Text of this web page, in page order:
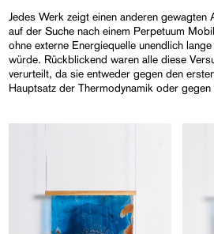
Jedes Werk zeigt einen anderen
auf der Suche nach einem Perpetuum
ohne externe Energiequelle unendlich
würde. Rückblickend waren alle diese
verurteilt, da sie entweder gegen den
Hauptsatz der Thermodynamik oder